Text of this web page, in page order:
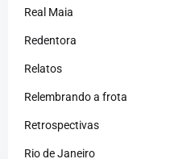
Real Maia
Redentora
Relatos
Relembrando a frota
Retrospectivas
Rio de Janeiro